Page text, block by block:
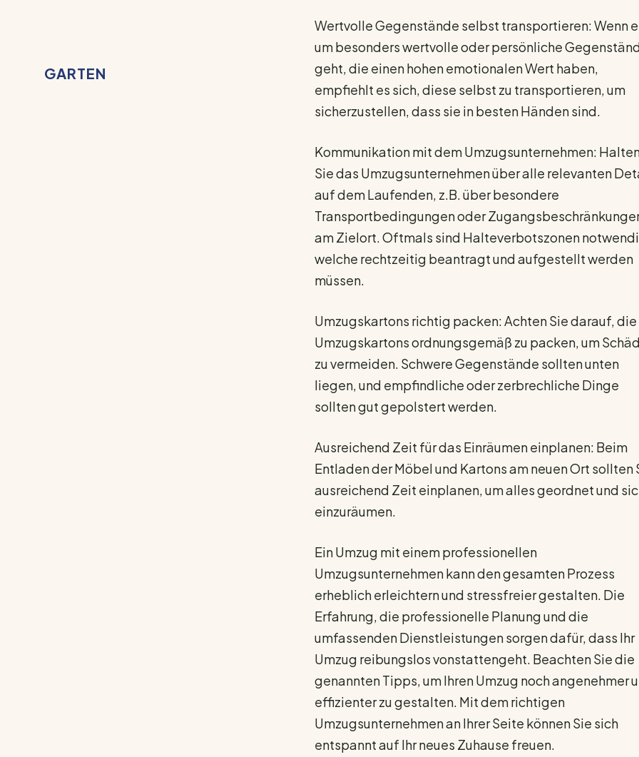
GARTEN
Wertvolle Gegenstände selbst transportieren: Wenn
um besonders wertvolle oder persönliche
geht, die einen hohen emotionalen Wert haben,
empfiehlt es sich, diese selbst zu transportieren, um
sicherzustellen, dass sie in besten Händen sind.
Kommunikation mit dem Umzugsunternehmen:
Sie das Umzugsunternehmen über alle relevanten
auf dem Laufenden, z.B. über besondere
Transportbedingungen oder
am Zielort. Oftmals sind Halteverbotszonen
welche rechtzeitig beantragt und aufgestellt werden
müssen.
Umzugskartons richtig packen: Achten Sie darauf, die
Umzugskartons ordnungsgemäß zu packen, um
zu vermeiden. Schwere Gegenstände sollten unten
liegen, und empfindliche oder zerbrechliche Dinge
sollten gut gepolstert werden.
Ausreichend Zeit für das Einräumen einplanen: Beim
Entladen der Möbel und Kartons am neuen Ort sollten
ausreichend Zeit einplanen, um alles geordnet und
einzuräumen.
Ein Umzug mit einem professionellen
Umzugsunternehmen kann den gesamten Prozess
erheblich erleichtern und stressfreier gestalten. Die
Erfahrung, die professionelle Planung und die
umfassenden Dienstleistungen sorgen dafür, dass Ihr
Umzug reibungslos vonstattengeht. Beachten Sie die
genannten Tipps, um Ihren Umzug noch angenehmer
effizienter zu gestalten. Mit dem richtigen
Umzugsunternehmen an Ihrer Seite können Sie sich
entspannt auf Ihr neues Zuhause freuen.